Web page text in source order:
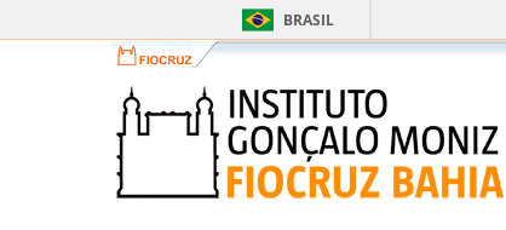
BRASIL